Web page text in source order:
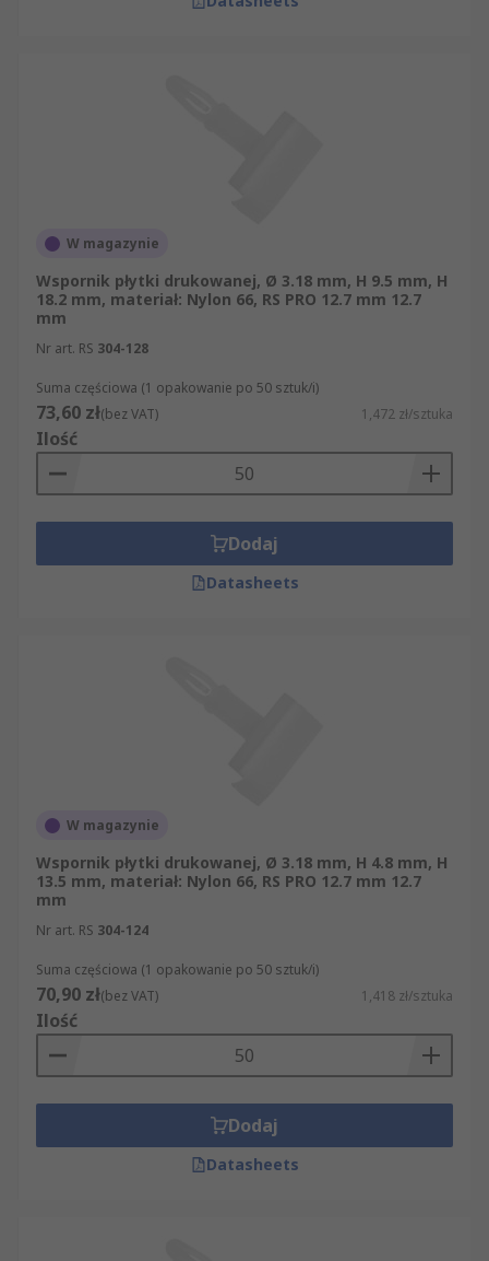
W magazynie
Wspornik płytki drukowanej, Ø 3.18 mm, H 9.5 mm, H
18.2 mm, materiał: Nylon 66, RS PRO 12.7 mm 12.7
mm
Nr art. RS 304-128
Suma częściowa (1 opakowanie po 50 sztuk/i)
73,60 zł(bez VAT) 1,472 zł/sztuka
Ilość
Dodaj
Datasheets
W magazynie
Wspornik płytki drukowanej, Ø 3.18 mm, H 4.8 mm, H
13.5 mm, materiał: Nylon 66, RS PRO 12.7 mm 12.7
mm
Nr art. RS 304-124
Suma częściowa (1 opakowanie po 50 sztuk/i)
70,90 zł(bez VAT) 1,418 zł/sztuka
Ilość
Dodaj
Datasheets